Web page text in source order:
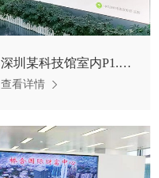
深圳某科技馆室内P1.5小间距LED屏项目
查看详情